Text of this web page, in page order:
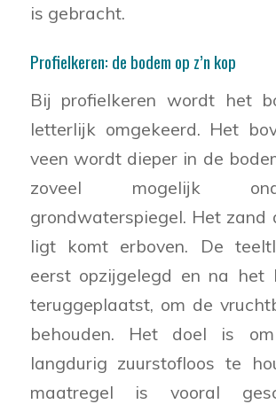
is gebracht.
Profielkeren: de bodem op z’n kop
Bij profielkeren wordt het
letterlijk omgekeerd. Het
veen wordt dieper in de
zoveel mogelijk
grondwaterspiegel. Het zand
ligt komt erboven. De
eerst opzijgelegd en na het
teruggeplaatst, om de
behouden. Het doel is
langdurig zuurstofloos te
maatregel is vooral